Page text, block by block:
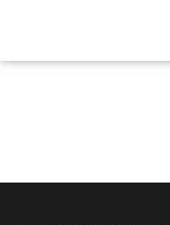
ДОСТАВКА